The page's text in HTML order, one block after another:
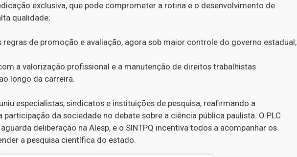
exclusiva, que pode comprometer a rotina e o desenvolvimento de
qualidade;
regras de promoção e avaliação, agora sob maior controle do governo estadual;
a valorização profissional e a manutenção de direitos trabalhistas
longo da carreira.
especialistas, sindicatos e instituições de pesquisa, reafirmando a
participação da sociedade no debate sobre a ciência pública paulista. O PLC
deliberação na Alesp, e o SINTPQ incentiva todos a acompanhar os
a pesquisa científica do estado.